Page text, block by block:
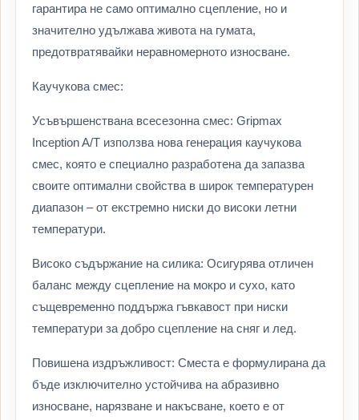
гарантира не само оптимално сцепление, но и
значително удължава живота на гумата,
предотвратявайки неравномерното износване.
Каучукова смес:
Усъвършенствана всесезонна смес: Gripmax
Inception A/T използва нова генерация каучукова
смес, която е специално разработена да запазва
своите оптимални свойства в широк температурен
диапазон – от екстремно ниски до високи летни
температури.
Високо съдържание на силика: Осигурява отличен
баланс между сцепление на мокро и сухо, като
същевременно поддържа гъвкавост при ниски
температури за добро сцепление на сняг и лед.
Повишена издръжливост: Сместа е формулирана да
бъде изключително устойчива на абразивно
износване, нарязване и накъсване, което е от